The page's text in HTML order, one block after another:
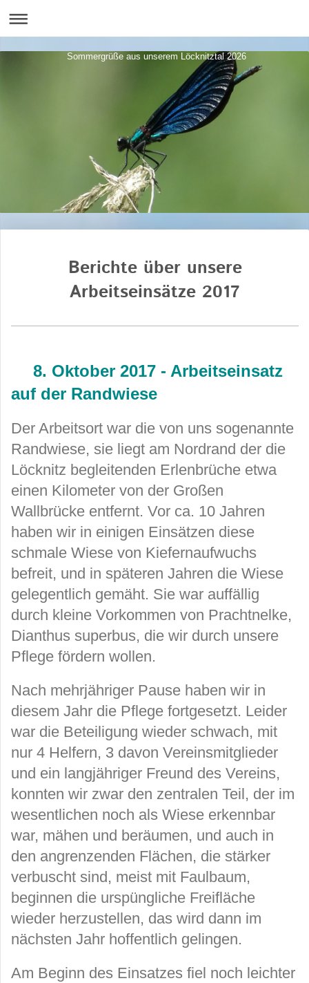
Sommergrüße aus unserem Löcknitztal 2026
Berichte über unsere
Arbeitseinsätze 2017
8. Oktober 2017 - Arbeitseinsatz
auf der Randwiese
Der Arbeitsort war die von uns sogenannte
Randwiese, sie liegt am Nordrand der die
Löcknitz begleitenden Erlenbrüche etwa
einen Kilometer von der Großen
Wallbrücke entfernt. Vor ca. 10 Jahren
haben wir in einigen Einsätzen diese
schmale Wiese von Kiefernaufwuchs
befreit, und in späteren Jahren die Wiese
gelegentlich gemäht. Sie war auffällig
durch kleine Vorkommen von Prachtnelke,
Dianthus superbus, die wir durch unsere
Pflege fördern wollen.
Nach mehrjähriger Pause haben wir in
diesem Jahr die Pflege fortgesetzt. Leider
war die Beteiligung wieder schwach, mit
nur 4 Helfern, 3 davon Vereinsmitglieder
und ein langjähriger Freund des Vereins,
konnten wir zwar den zentralen Teil, der im
wesentlichen noch als Wiese erkennbar
war, mähen und beräumen, und auch in
den angrenzenden Flächen, die stärker
verbuscht sind, meist mit Faulbaum,
beginnen die urspüngliche Freifläche
wieder herzustellen, das wird dann im
nächsten Jahr hoffentlich gelingen.
Am Beginn des Einsatzes fiel noch leichter